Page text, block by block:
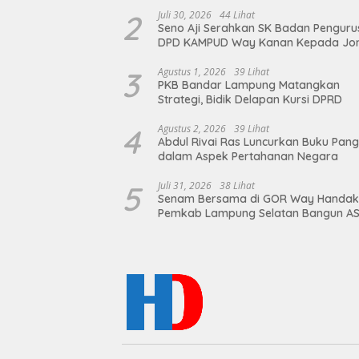
dan Berkelanjutan
2 Juli 30, 2026 44 Lihat
Seno Aji Serahkan SK Badan
DPD KAMPUD Way Kanan Kepada
3 Agustus 1, 2026 39 Lihat
PKB Bandar Lampung Matangkan
Strategi, Bidik Delapan Kursi DPRD
4 Agustus 2, 2026 39 Lihat
Abdul Rivai Ras Luncurkan Buku
dalam Aspek Pertahanan Negara
5 Juli 31, 2026 38 Lihat
Senam Bersama di GOR Way
Pemkab Lampung Selatan Bangun